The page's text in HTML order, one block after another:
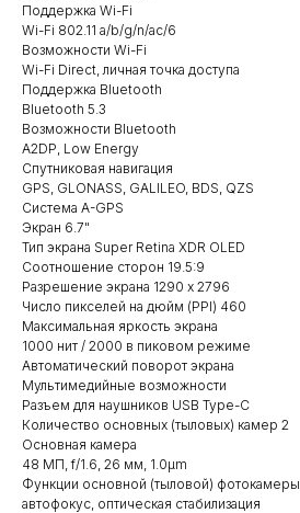
Поддержка Wi-Fi
Wi-Fi 802.11 a/b/g/n/ac/6
Возможности Wi-Fi
Wi-Fi Direct, личная точка доступа
Поддержка Bluetooth
Bluetooth 5.3
Возможности Bluetooth
A2DP, Low Energy
Спутниковая навигация
GPS, GLONASS, GALILEO, BDS, QZS
Система A-GPS
Экран 6.7"
Тип экрана Super Retina XDR OLED
Соотношение сторон 19.5:9
Разрешение экрана 1290 x 2796
Число пикселей на дюйм (PPI) 460
Максимальная яркость экрана
1000 нит / 2000 в пиковом режиме
Автоматический поворот экрана
Мультимедийные возможности
Разъем для наушников USB Type-C
Количество основных (тыловых) камер 2
Основная камера
48 МП, f/1.6, 26 мм, 1.0µm
Функции основной (тыловой) фотокамеры
автофокус, оптическая стабилизация